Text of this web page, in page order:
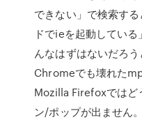
できない」で検索す
ドでieを起動してい
んなはずはないだろ
Chromeでも壊れた
Mozilla Firefoxではど
ン/ポップが出ません